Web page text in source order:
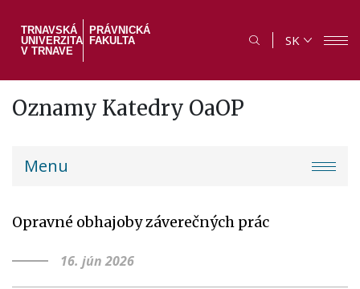
hlavný
TRNAVSKÁ
UNIVERZITA
V TRNAVE
PRÁVNICKÁ
FAKULTA
SK
Oznamy Katedry OaOP
PF
Menu
Opravné obhajoby záverečných prác
16. jún 2026